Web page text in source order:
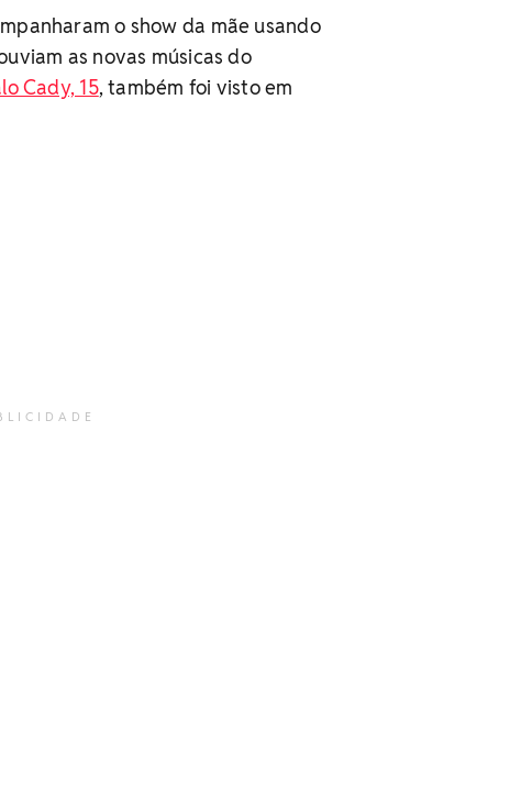
o show da mãe usando
as novas músicas do
Cady, 15, também foi visto em